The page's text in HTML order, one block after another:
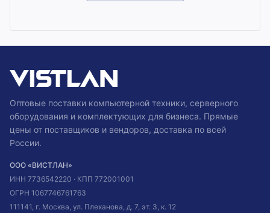
Оптовые поставки компьютерной техники, серверного
оборудования и комплектующих для бизнеса. Прямые
цены от поставщиков и вендоров, доставка по всей
России.
ООО «ВИСТЛАН»
ИНН 7736542220 · КПП 772001001
ОГРН 1067746761763
111141, г. Москва, ул. Плеханова, д. 7, эт. 3, к. 12